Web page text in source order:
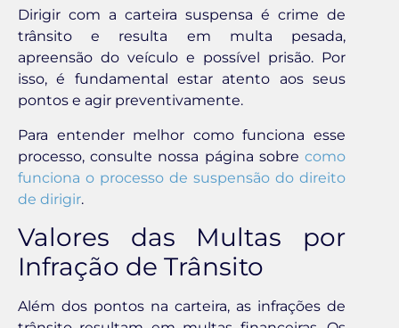
Dirigir com a carteira suspensa é crime de
trânsito e resulta em multa pesada,
apreensão do veículo e possível prisão. Por
isso, é fundamental estar atento aos seus
pontos e agir preventivamente.
Para entender melhor como funciona esse
processo, consulte nossa página sobre como
funciona o processo de suspensão do direito
de dirigir.
Valores das Multas por
Infração de Trânsito
Além dos pontos na carteira, as infrações de